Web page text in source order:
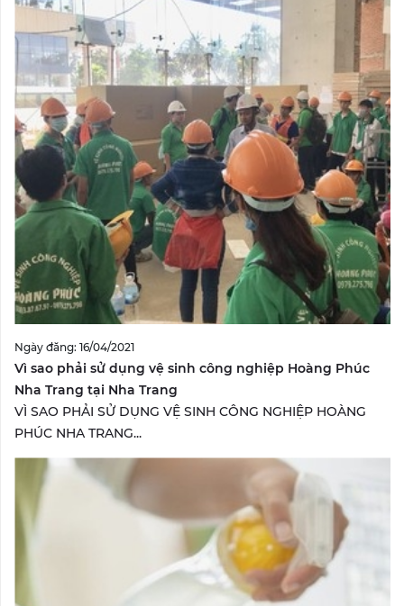
Ngày đăng: 16/04/2021
Vì sao phải sử dụng vệ sinh công nghiệp Hoàng Phúc
Nha Trang tại Nha Trang
VÌ SAO PHẢI SỬ DỤNG VỆ SINH CÔNG NGHIỆP HOÀNG
PHÚC NHA TRANG...